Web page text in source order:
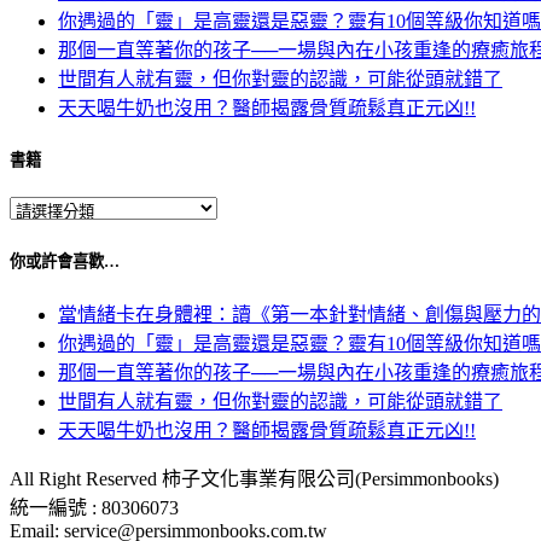
你遇過的「靈」是高靈還是惡靈？靈有10個等級你知道嗎
那個一直等著你的孩子──一場與內在小孩重逢的療癒旅
世間有人就有靈，但你對靈的認識，可能從頭就錯了
天天喝牛奶也沒用？醫師揭露骨質疏鬆真正元凶!!
書籍
你或許會喜歡…
當情緒卡在身體裡：讀《第一本針對情緒、創傷與壓力的
你遇過的「靈」是高靈還是惡靈？靈有10個等級你知道嗎
那個一直等著你的孩子──一場與內在小孩重逢的療癒旅
世間有人就有靈，但你對靈的認識，可能從頭就錯了
天天喝牛奶也沒用？醫師揭露骨質疏鬆真正元凶!!
All Right Reserved 柿子文化事業有限公司(Persimmonbooks)
統一編號 : 80306073
Email: service@persimmonbooks.com.tw